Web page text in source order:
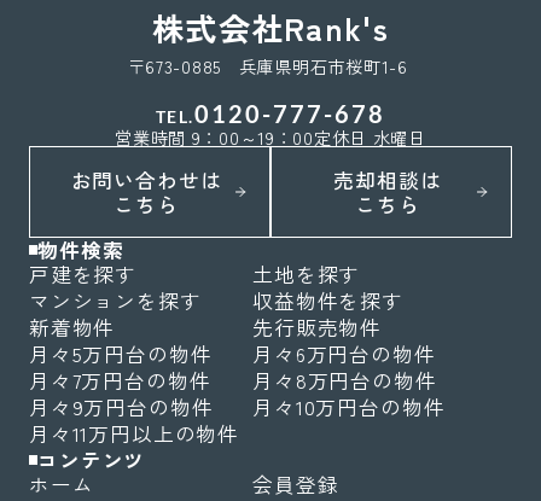
株式会社Rank's
〒673-0885 兵庫県明石市桜町1-6
TEL.0120-777-678
営業時間 9：00～19：00定休日 水曜日
お問い合わせは
こちら
売却相談は
こちら
物件検索
戸建を探す
土地を探す
マンションを探す
収益物件を探す
新着物件
先行販売物件
月々5万円台の物件
月々6万円台の物件
月々7万円台の物件
月々8万円台の物件
月々9万円台の物件
月々10万円台の物件
月々11万円以上の物件
コンテンツ
ホーム
会員登録